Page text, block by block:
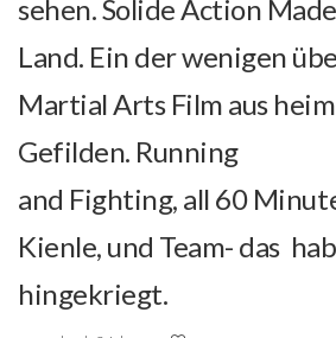
sehen. Solide Action
Land. Ein der wenigen
Martial Arts Film aus
Gefilden. Running
and Fighting, all 60
Kienle, und Team- das
hingekriegt.